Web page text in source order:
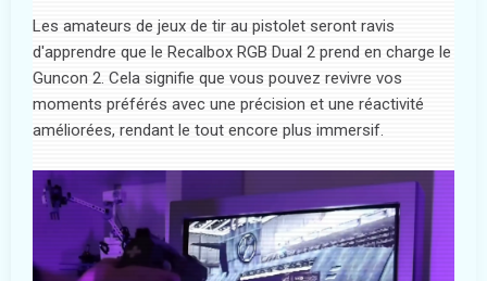
Les amateurs de jeux de tir au pistolet seront ravis
d'apprendre que le Recalbox RGB Dual 2 prend en charge le
Guncon 2. Cela signifie que vous pouvez revivre vos
moments préférés avec une précision et une réactivité
améliorées, rendant le tout encore plus immersif.